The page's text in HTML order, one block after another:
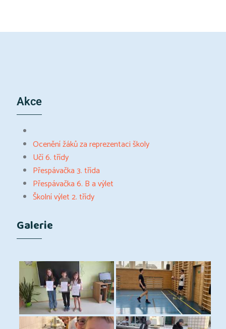
Akce
Ocenění žáků za reprezentaci školy
Učí 6. třídy
Přespávačka 3. třída
Přespávačka 6. B a výlet
Školní výlet 2. třídy
Galerie